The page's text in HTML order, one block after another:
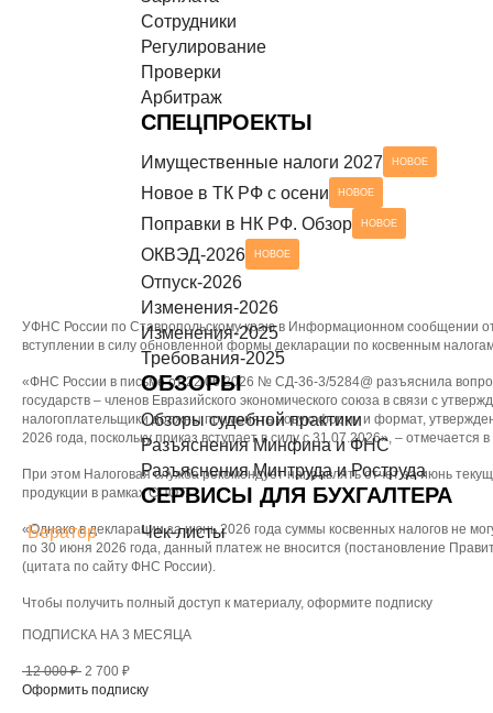
Разъяснения Минтруда и Роструда
СЕРВИСЫ ДЛЯ БУХГАЛТЕРА
Бератор
Сотрудники
Регулирование
Проверки
Арбитраж
СПЕЦПРОЕКТЫ
Имущественные налоги 2027 НОВОЕ
Новое в ТК РФ с осени НОВОЕ
Поправки в НК РФ. Обзор НОВОЕ
ОКВЭД-2026 НОВОЕ
Отпуск-2026
Изменения-2026
Изменения-2025
Требования-2025
ОБЗОРЫ
Обзоры судебной практики
Разъяснения Минфина и ФНС
Разъяснения Минтруда и Роструда
СЕРВИСЫ ДЛЯ БУХГАЛТЕРА
Чек-листы
УФНС России по Ставропольскому краю в Информационном сообщении
вступлении в силу обновленной формы декларации по косвенным
«ФНС России в письме от 22.06.2026 № СД-36-3/5284@ разъяснила
государств – членов Евразийского экономического союза в связи с
налогоплательщики должны применять новую форму и формат,
2026 года, поскольку приказ вступает в силу с 31.07.2026», – отмечается
При этом Налоговая служба рекомендует направлять отчет за июнь
продукции в рамках СПОТ.
«Однако в декларации за июнь 2026 года суммы косвенных налогов не
по 30 июня 2026 года, данный платеж не вносится (постановление
(цитата по сайту ФНС России).
Чтобы получить полный доступ к материалу, оформите подписку
ПОДПИСКА НА 3 МЕСЯЦА
12 000 ₽ 2 700 ₽
Оформить подписку